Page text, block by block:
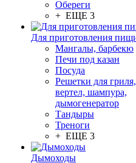
Обереги
+ ЕЩЕ 3
Для приготовления
Мангалы, барбекю
Печи под казан
Посуда
Решетки для гриля,
вертел, шампура,
дымогенератор
Тандыры
Треноги
+ ЕЩЕ 3
Дымоходы